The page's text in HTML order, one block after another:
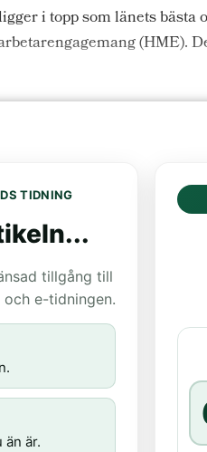
i topp som länets
(HME).
TIDNING
tillgång till
e-tidningen.
än är.